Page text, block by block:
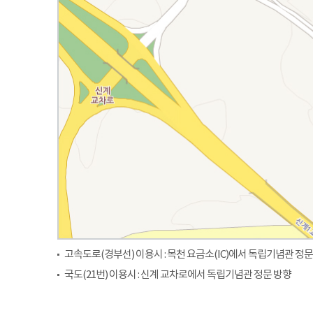
고속도로(경부선) 이용시 : 목천 요금소(IC)에서 독립기념관 정
국도(21번) 이용시 : 신계 교차로에서 독립기념관 정문 방향